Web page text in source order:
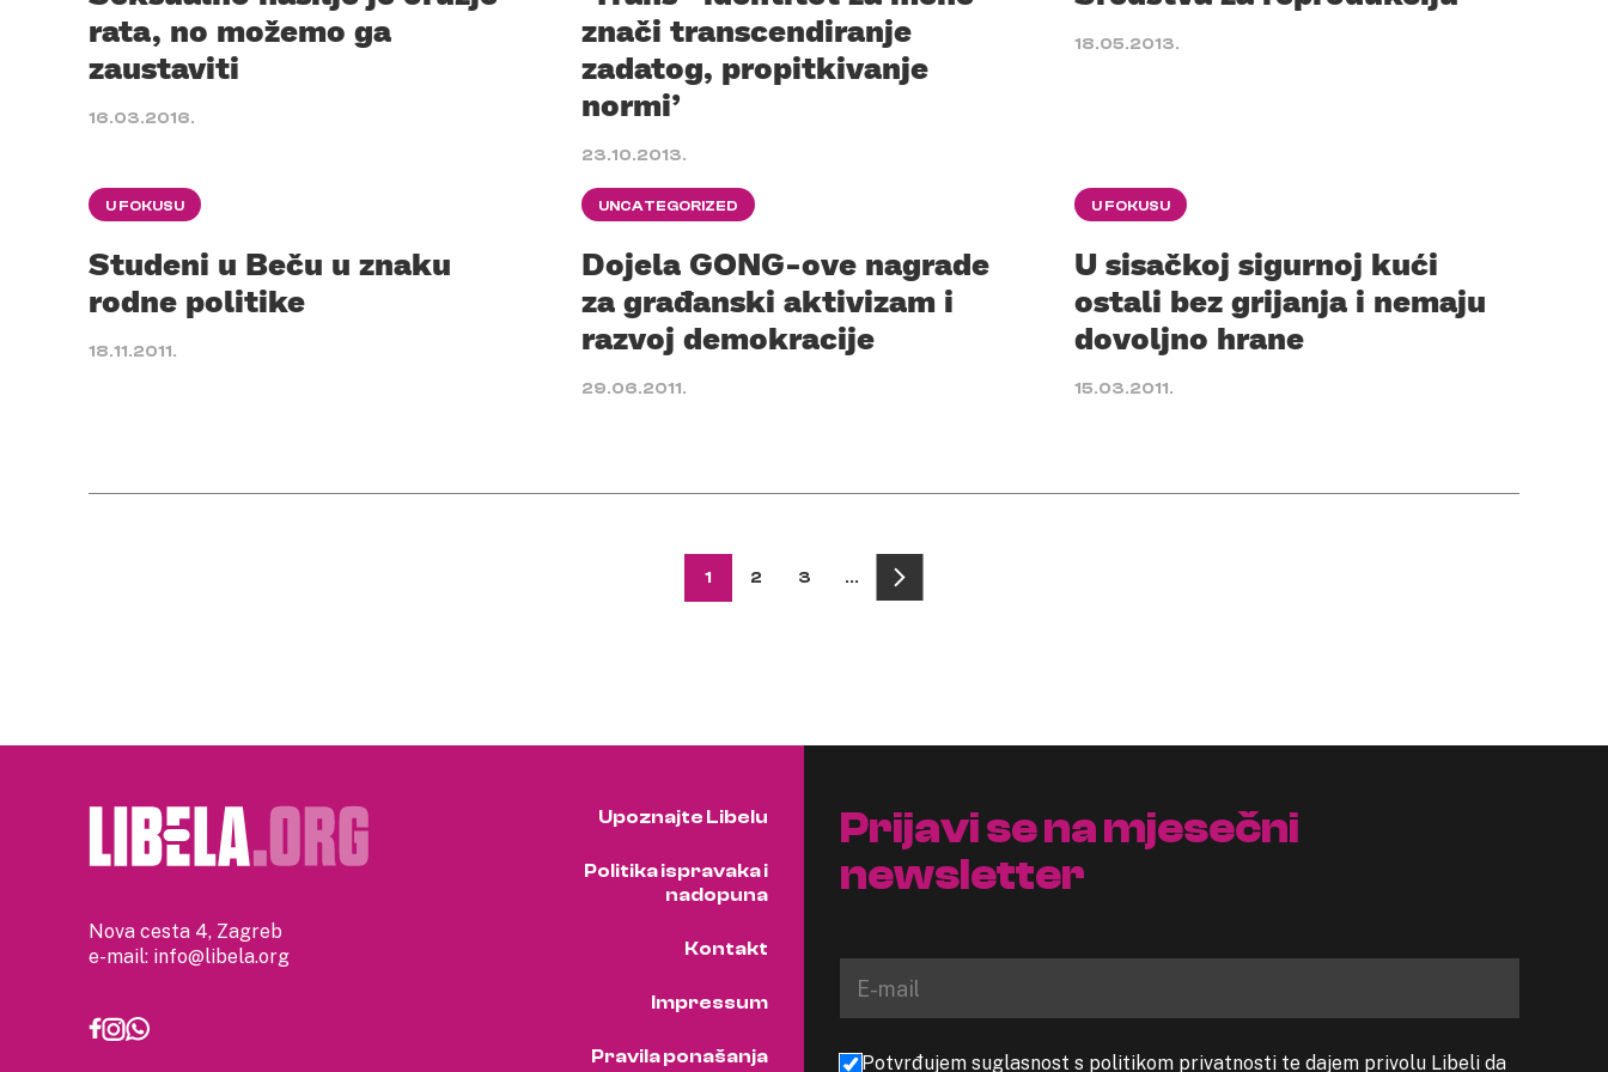
rata, no možemo ga
zaustaviti
16.03.2016.
znači transcendiranje
zadatog, propitkivanje
normi’
23.10.2013.
18.05.2013.
U FOKUSU
Studeni u Beču u znaku
rodne politike
18.11.2011.
UNCATEGORIZED
Dojela GONG-ove nagrade
za građanski aktivizam i
razvoj demokracije
29.06.2011.
U FOKUSU
U sisačkoj sigurnoj kući
ostali bez grijanja i nemaju
dovoljno hrane
15.03.2011.
1 2 3 …
Nova cesta 4, Zagreb
e-mail: info@libela.org
Upoznajte Libelu
Politika ispravaka i
nadopuna
Kontakt
Impressum
Pravila ponašanja
Prijavi se na mjesečni
newsletter
Potvrđujem suglasnost s politikom privatnosti te dajem privolu Libeli da